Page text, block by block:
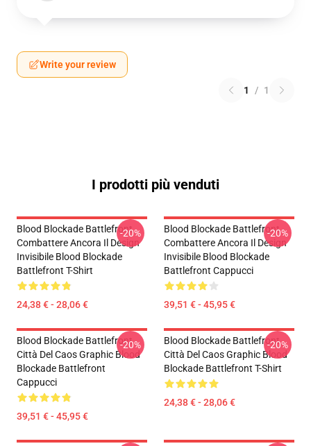
Write your review
1 / 1
I prodotti più venduti
Blood Blockade Battlefront
Combattere Ancora Il Design
Invisibile Blood Blockade
Battlefront T-Shirt
24,38 € - 28,06 €
-20%
Blood Blockade Battlefront
Combattere Ancora Il Design
Invisibile Blood Blockade
Battlefront Cappucci
39,51 € - 45,95 €
-20%
Blood Blockade Battlefront
Città Del Caos Graphic Blood
Blockade Battlefront
Cappucci
39,51 € - 45,95 €
-20%
Blood Blockade Battlefront
Città Del Caos Graphic Blood
Blockade Battlefront T-Shirt
24,38 € - 28,06 €
-20%